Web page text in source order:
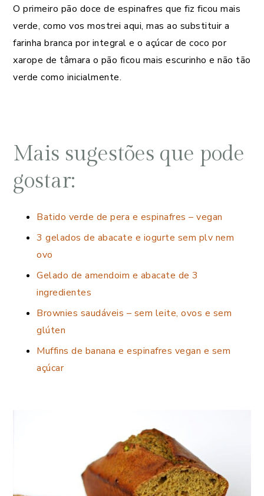
O primeiro pão doce de espinafres que fiz ficou mais
verde, como vos mostrei aqui, mas ao substituir a
farinha branca por integral e o açúcar de coco por
xarope de tâmara o pão ficou mais escurinho e não tão
verde como inicialmente.
Mais sugestões que pode
gostar:
Batido verde de pera e espinafres – vegan
3 gelados de abacate e iogurte sem plv nem
ovo
Gelado de amendoim e abacate de 3
ingredientes
Brownies saudáveis – sem leite, ovos e sem
glúten
Muffins de banana e espinafres vegan e sem
açúcar